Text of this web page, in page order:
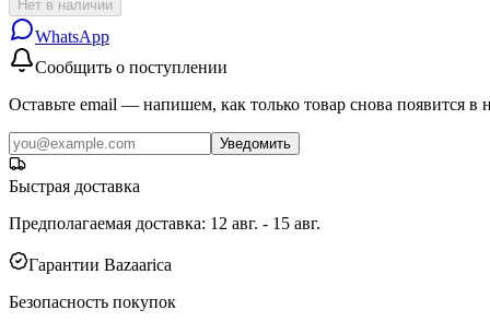
Нет в наличии
WhatsApp
Сообщить о поступлении
Оставьте email — напишем, как только товар снова появится в
Уведомить
Быстрая доставка
Предполагаемая доставка: 12 авг. - 15 авг.
Гарантии Bazaarica
Безопасность покупок